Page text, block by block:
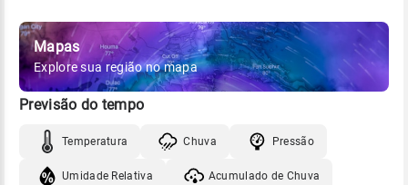
Mapas
Explore sua região no mapa
Previsão do tempo
Temperatura Chuva Pressão
Umidade Relativa Acumulado de Chuva